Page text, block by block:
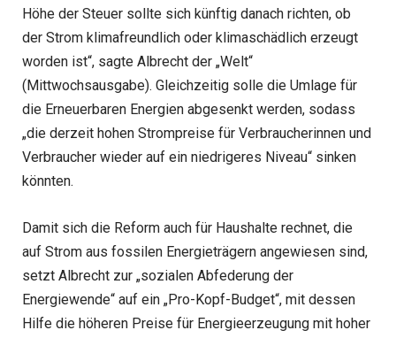
Höhe der Steuer sollte sich künftig danach richten, ob
der Strom klimafreundlich oder klimaschädlich erzeugt
worden ist“, sagte Albrecht der „Welt“
(Mittwochsausgabe). Gleichzeitig solle die Umlage für
die Erneuerbaren Energien abgesenkt werden, sodass
„die derzeit hohen Strompreise für Verbraucherinnen und
Verbraucher wieder auf ein niedrigeres Niveau“ sinken
könnten.
Damit sich die Reform auch für Haushalte rechnet, die
auf Strom aus fossilen Energieträgern angewiesen sind,
setzt Albrecht zur „sozialen Abfederung der
Energiewende“ auf ein „Pro-Kopf-Budget“, mit dessen
Hilfe die höheren Preise für Energieerzeugung mit hoher